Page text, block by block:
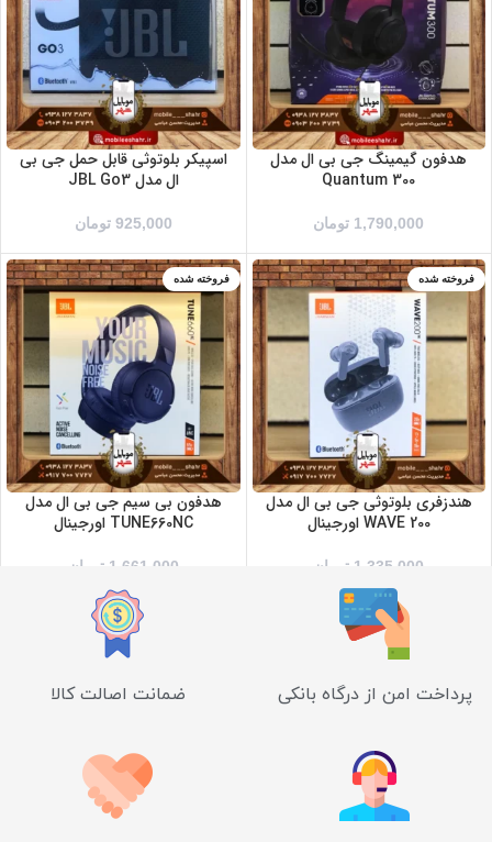
هدفون گیمینگ جی بی ال مدل
Quantum 300
1,790,000 تومان
صورتی
قرمز
مشکی
نارنجی
اسپیکر بلوتوثی قابل حمل جی بی
ال مدل JBL Go3
925,000 تومان
فروخته شده
آبی
هندزفری بلوتوثی جی بی ال مدل
WAVE 200 اورجینال
1,335,000 تومان
فروخته شده
مشکی
هدفون بی سیم جی بی ال مدل
TUNE660NC اورجینال
1,661,000 تومان
پرداخت امن از درگاه بانکی ضمانت اصالت کالا